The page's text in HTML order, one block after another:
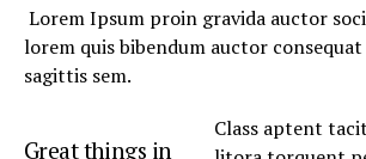
Lorem Ipsum proin gravida auctor
lorem quis bibendum auctor
sagittis sem.
Great things in
Class aptent